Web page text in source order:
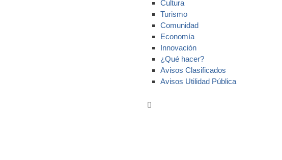
Cultura
Turismo
Comunidad
Economía
Innovación
¿Qué hacer?
Avisos Clasificados
Avisos Utilidad Pública